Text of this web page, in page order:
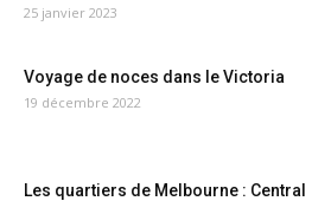
25 janvier 2023
Voyage de noces dans le Victoria
19 décembre 2022
Les quartiers de Melbourne : Central